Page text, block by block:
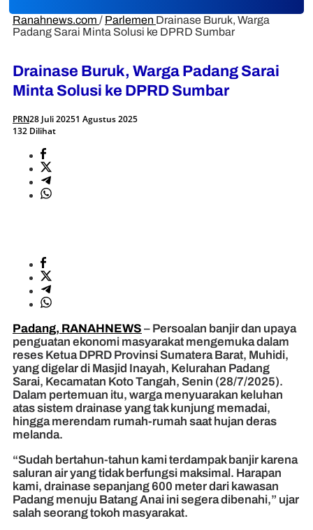
Ranahnews.com / Parlemen Drainase Buruk, Warga
Padang Sarai Minta Solusi ke DPRD Sumbar
Drainase Buruk, Warga Padang Sarai
Minta Solusi ke DPRD Sumbar
PRN28 Juli 20251 Agustus 2025
132 Dilihat
Padang, RANAHNEWS – Persoalan banjir dan upaya
penguatan ekonomi masyarakat mengemuka dalam
reses Ketua DPRD Provinsi Sumatera Barat, Muhidi,
yang digelar di Masjid Inayah, Kelurahan Padang
Sarai, Kecamatan Koto Tangah, Senin (28/7/2025).
Dalam pertemuan itu, warga menyuarakan keluhan
atas sistem drainase yang tak kunjung memadai,
hingga merendam rumah-rumah saat hujan deras
melanda.
“Sudah bertahun-tahun kami terdampak banjir karena
saluran air yang tidak berfungsi maksimal. Harapan
kami, drainase sepanjang 600 meter dari kawasan
Padang menuju Batang Anai ini segera dibenahi,” ujar
salah seorang tokoh masyarakat.